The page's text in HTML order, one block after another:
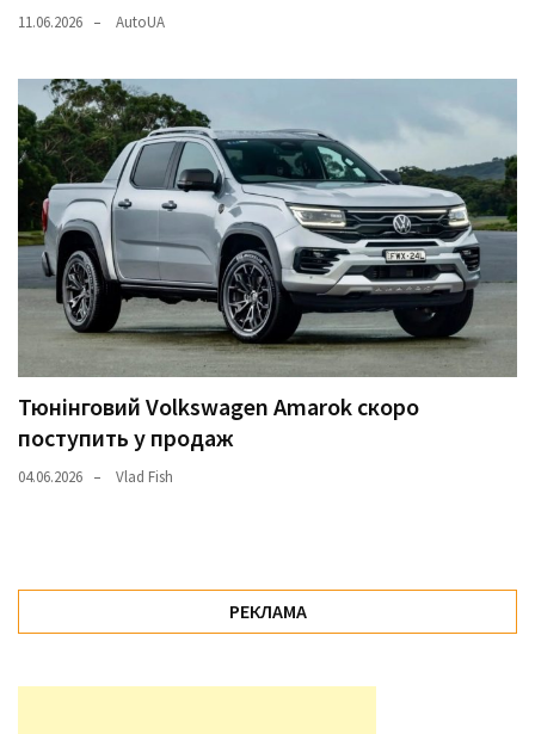
11.06.2026 AutoUA
Тюнінговий Volkswagen Amarok скоро
поступить у продаж
04.06.2026 Vlad Fish
РЕКЛАМА